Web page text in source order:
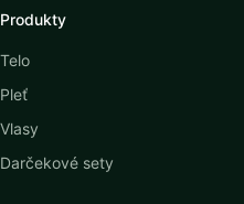
Produkty
Telo
Pleť
Vlasy
Darčekové sety